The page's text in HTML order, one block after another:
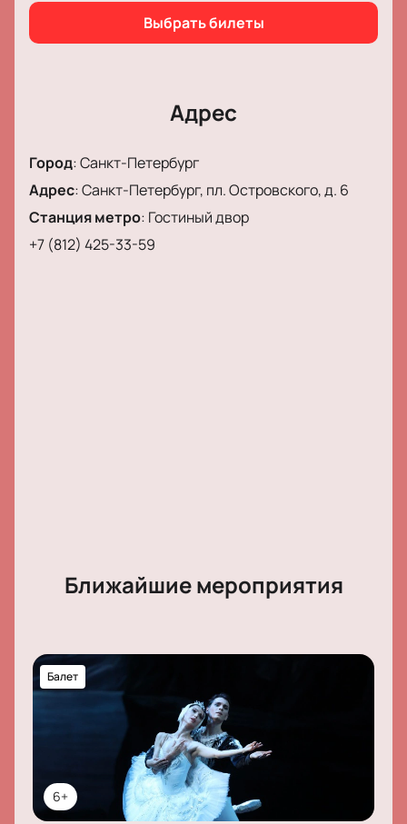
Выбрать билеты
Адрес
Город:Санкт-Петербург
Адрес:Санкт-Петербург, пл. Островского, д. 6
Станция метро: Гостиный двор
+7 (812) 425-33-59
Ближайшие мероприятия
6+
Балет